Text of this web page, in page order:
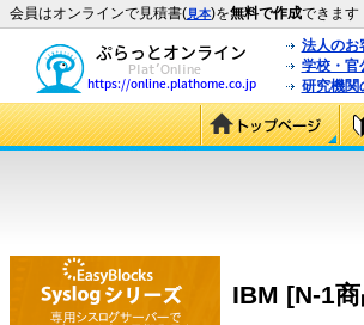
会員はオンラインで見積書(見本)を無料で作成できます
法人のお
学校・官
研究機関
IBM [N-1